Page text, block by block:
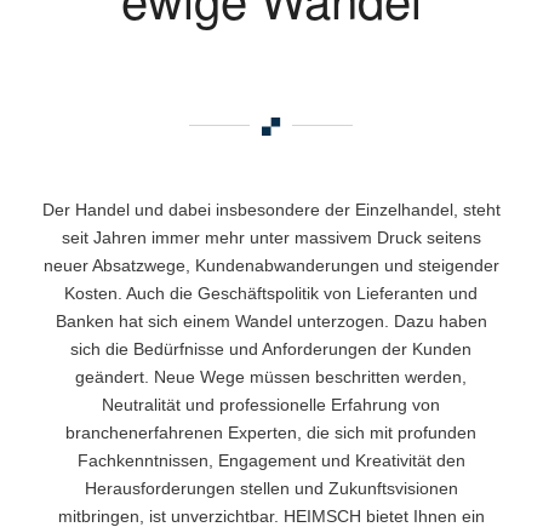
Der Handel und dabei insbesondere der Einzelhandel, steht
seit Jahren immer mehr unter massivem Druck seitens
neuer Absatzwege, Kundenabwanderungen und steigender
Kosten. Auch die Geschäftspolitik von Lieferanten und
Banken hat sich einem Wandel unterzogen. Dazu haben
sich die Bedürfnisse und Anforderungen der Kunden
geändert. Neue Wege müssen beschritten werden,
Neutralität und professionelle Erfahrung von
branchenerfahrenen Experten, die sich mit profunden
Fachkenntnissen, Engagement und Kreativität den
Herausforderungen stellen und Zukunftsvisionen
mitbringen, ist unverzichtbar. HEIMSCH bietet Ihnen ein